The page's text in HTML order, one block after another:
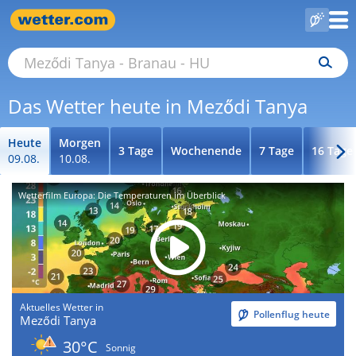
Das Wetter heute in Meződi Tanya
Heute
09.08.
Morgen
10.08.
3 Tage Wochenende 7 Tage 16 Tage
Wetterfilm Europa: Die Temperaturen im Überblick
Aktuelles Wetter in
Meződi Tanya Pollenflug heute
30°C
Sonnig